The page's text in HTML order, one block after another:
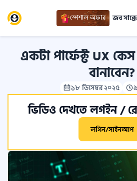
স্পেশাল অফার জব
একটা পার্ফেক্ট UX কেস
বানাবেন?
১৮ ডিসেম্বর ২০২৫
ভিডিও দেখতে লগইন /
লগিন/সাইনআপ